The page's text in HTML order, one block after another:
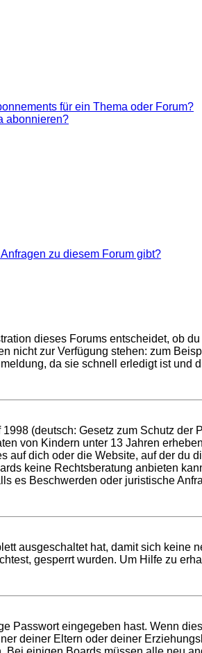
für ein Thema oder Forum?
abonnieren?
zu diesem Forum gibt?
dieses Forums entscheidet, ob
nicht zur Verfügung stehen: zum
da sie schnell erledigt ist und
(deutsch: Gesetz zum Schutz
von Kindern unter 13 Jahren
dich oder die Website, auf der du
keine Rechtsberatung anbieten
es Beschwerden oder juristische
ausgeschaltet hat, damit sich keine
gesperrt wurden. Um Hilfe zu
Passwort eingegeben hast. Wenn
deiner Eltern oder deiner